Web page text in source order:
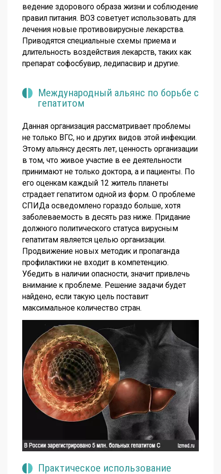
ведение здорового образа жизни и соблюдение
правил питания. ВОЗ советует использовать для
лечения новые противовирусные лекарства.
Приводятся специальные схемы приема и
длительность воздействия лекарств, таких как
препарат софосбувир, ледипасвир и другие.
Международный альянс по борьбе с
гепатитом
Данная организация рассматривает проблемы
не только ВГС, но и других видов этой инфекции.
Этому альянсу десять лет, ценность организации
в том, что живое участие в ее деятельности
принимают не только доктора, а и пациенты. По
его оценкам каждый 12 житель планеты
страдает гепатитом одной из форм. О проблеме
СПИДа осведомлено гораздо больше, хотя
заболеваемость в десять раз ниже. Придание
должного политического статуса вирусным
гепатитам является целью организации.
Продвижение новых методик и пропаганда
профилактики не входит в компетенцию.
Убедить в наличии опасности, значит привлечь
внимание к проблеме. Решение задачи будет
найдено, если такую цель поставит
максимальное количество стран.
Практическое использование